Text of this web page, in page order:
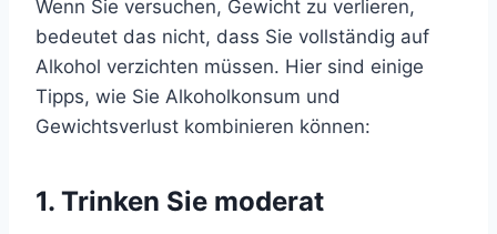
Wenn Sie versuchen, Gewicht zu verlieren,
bedeutet das nicht, dass Sie vollständig auf
Alkohol verzichten müssen. Hier sind einige
Tipps, wie Sie Alkoholkonsum und
Gewichtsverlust kombinieren können:
1. Trinken Sie moderat